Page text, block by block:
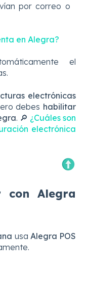
por correo o
en Alegra?
el
electrónicas
debes habilitar
. 🔎 ¿Cuáles son
electrónica
con Alegra
usa Alegra POS